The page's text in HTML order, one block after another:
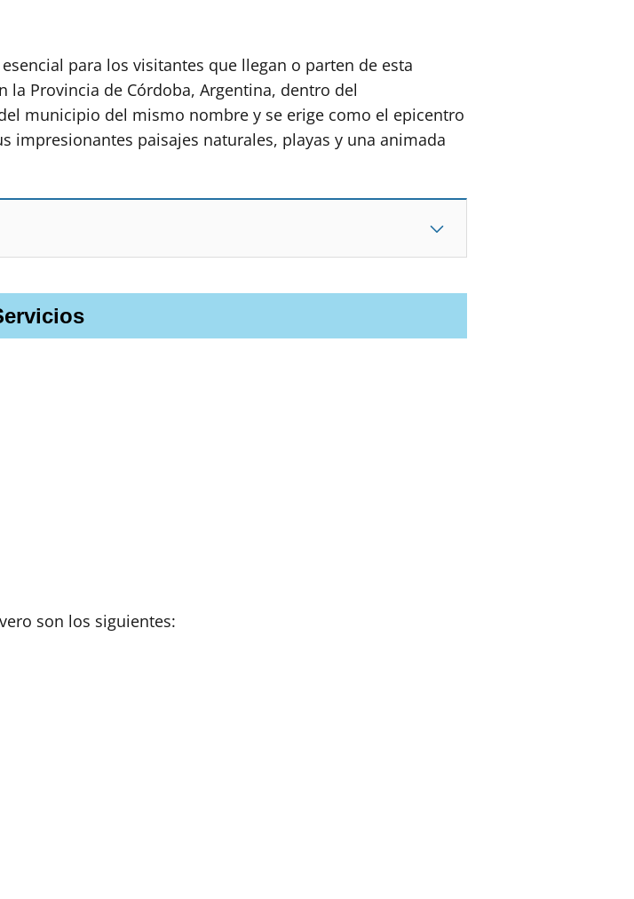
para los visitantes que llegan o parten de esta
Provincia de Córdoba, Argentina, dentro del
municipio del mismo nombre y se erige como el epicentro
impresionantes paisajes naturales, playas y una animada
son los siguientes: